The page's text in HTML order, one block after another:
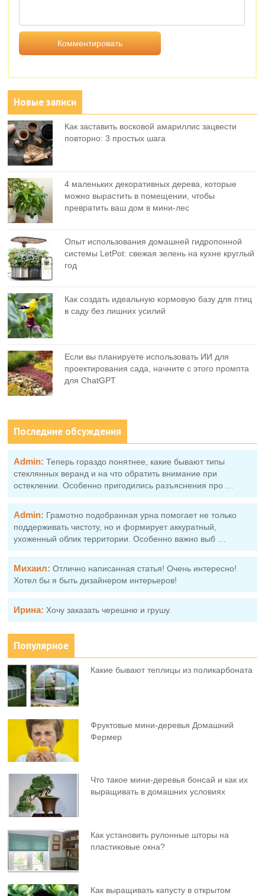
Новые записи
Как заставить восковой амариллис зацвести
повторно: 3 простых шага
4 маленьких декоративных дерева, которые
можно вырастить в помещении, чтобы
превратить ваш дом в мини-лес
Опыт использования домашней гидропонной
системы LetPot: свежая зелень на кухне круглый
год
Как создать идеальную кормовую базу для птиц
в саду без лишних усилий
Если вы планируете использовать ИИ для
проектирования сада, начните с этого промпта
для ChatGPT
Последние обсуждения
Admin: Теперь гораздо понятнее, какие бывают типы
стеклянных веранд и на что обратить внимание при
остеклении. Особенно пригодились разъяснения про …
Admin: Грамотно подобранная урна помогает не только
поддерживать чистоту, но и формирует аккуратный,
ухоженный облик территории. Особенно важно выб …
Михаил: Отлично написанная статья! Очень интересно!
Хотел бы я быть дизайнером интерьеров!
Ирина: Хочу заказать черешню и грушу.
Популярное
Какие бывают теплицы из поликарбоната
Фруктовыe мини-деревья Домашний
Фермер
Что такое мини-деревья бонсай и как их
выращивать в домашних условиях
Как установить рулонные шторы на
пластиковые окна?
Как выращивать капусту в открытом